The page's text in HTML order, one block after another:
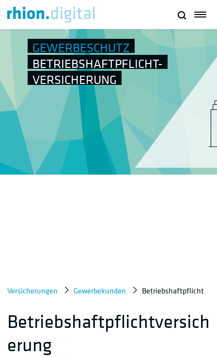
GEWERBESCHUTZ
BETRIEBSHAFTPFLICHT-
VERSICHERUNG
Versicherungen Gewerbekunden Betriebshaftpflicht
Betriebshaftpflichtversich
erung